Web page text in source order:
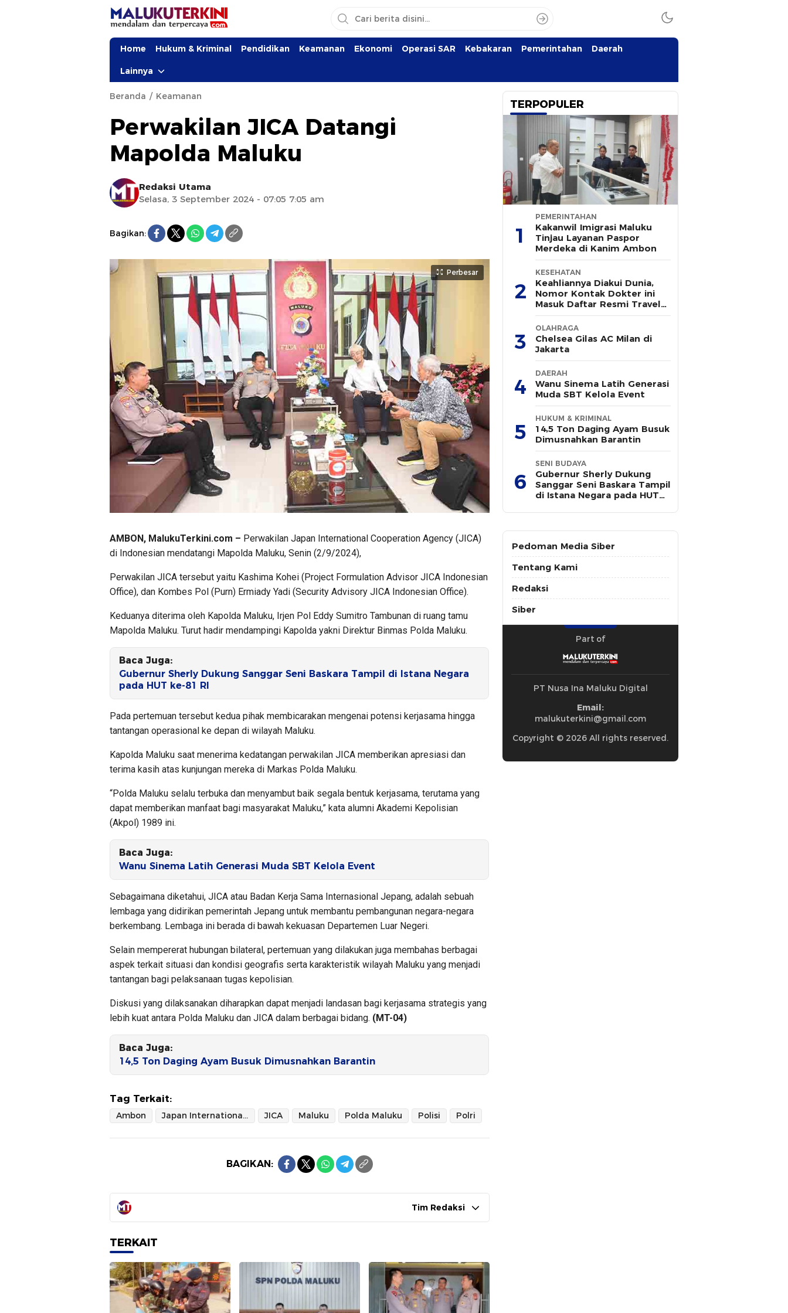
Home Hukum & Kriminal Pendidikan Keamanan Ekonomi Operasi SAR Kebakaran Pemerintahan Daerah
Lainnya
Beranda Keamanan
Perwakilan JICA Datangi
Mapolda Maluku
Redaksi Utama
Selasa, 3 September 2024 - 07:05 7:05 am
Bagikan:
Perbesar
AMBON, MalukuTerkini.com – Perwakilan Japan International Cooperation Agency (JICA)
di Indonesian mendatangi Mapolda Maluku, Senin (2/9/2024),
Perwakilan JICA tersebut yaitu Kashima Kohei (Project Formulation Advisor JICA Indonesian
Office), dan Kombes Pol (Purn) Ermiady Yadi (Security Advisory JICA Indonesian Office).
Keduanya diterima oleh Kapolda Maluku, Irjen Pol Eddy Sumitro Tambunan di ruang tamu
Mapolda Maluku. Turut hadir mendampingi Kapolda yakni Direktur Binmas Polda Maluku.
Baca Juga:
Gubernur Sherly Dukung Sanggar Seni Baskara Tampil di Istana Negara
pada HUT ke-81 RI
Pada pertemuan tersebut kedua pihak membicarakan mengenai potensi kerjasama hingga
tantangan operasional ke depan di wilayah Maluku.
Kapolda Maluku saat menerima kedatangan perwakilan JICA memberikan apresiasi dan
terima kasih atas kunjungan mereka di Markas Polda Maluku.
“Polda Maluku selalu terbuka dan menyambut baik segala bentuk kerjasama, terutama yang
dapat memberikan manfaat bagi masyarakat Maluku,” kata alumni Akademi Kepolisian
(Akpol) 1989 ini.
Baca Juga:
Wanu Sinema Latih Generasi Muda SBT Kelola Event
Sebagaimana diketahui, JICA atau Badan Kerja Sama Internasional Jepang, adalah sebuah
lembaga yang didirikan pemerintah Jepang untuk membantu pembangunan negara-negara
berkembang. Lembaga ini berada di bawah kekuasan Departemen Luar Negeri.
Selain mempererat hubungan bilateral, pertemuan yang dilakukan juga membahas berbagai
aspek terkait situasi dan kondisi geografis serta karakteristik wilayah Maluku yang menjadi
tantangan bagi pelaksanaan tugas kepolisian.
Diskusi yang dilaksanakan diharapkan dapat menjadi landasan bagi kerjasama strategis yang
lebih kuat antara Polda Maluku dan JICA dalam berbagai bidang. (MT-04)
Baca Juga:
14,5 Ton Daging Ayam Busuk Dimusnahkan Barantin
Tag Terkait:
Ambon Japan International Cooperation Agency JICA Maluku Polda Maluku Polisi Polri
BAGIKAN:
Tim Redaksi
TERKAIT
TERPOPULER
1
PEMERINTAHAN
Kakanwil Imigrasi Maluku
Tinjau Layanan Paspor
Merdeka di Kanim Ambon
2
KESEHATAN
Keahliannya Diakui Dunia,
Nomor Kontak Dokter ini
Masuk Daftar Resmi Travel
Agent Eropa
3
OLAHRAGA
Chelsea Gilas AC Milan di
Jakarta
4
DAERAH
Wanu Sinema Latih Generasi
Muda SBT Kelola Event
5
HUKUM & KRIMINAL
14,5 Ton Daging Ayam Busuk
Dimusnahkan Barantin
6
SENI BUDAYA
Gubernur Sherly Dukung
Sanggar Seni Baskara Tampil
di Istana Negara pada HUT
Pedoman Media Siber
Tentang Kami
Redaksi
Siber
Part of
PT Nusa Ina Maluku Digital
Email:
malukuterkini@gmail.com
Copyright © 2026 All rights reserved.